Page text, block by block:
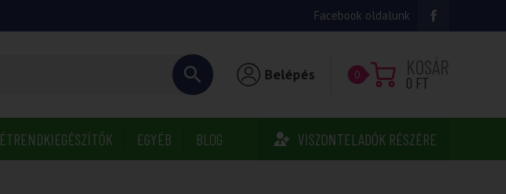
Facebook oldalunk
0 KOSÁR
0 FT
Belépés
ÉTRENDKIEGÉSZÍTŐK EGYÉB BLOG VISZONTELADÓK RÉSZÉRE